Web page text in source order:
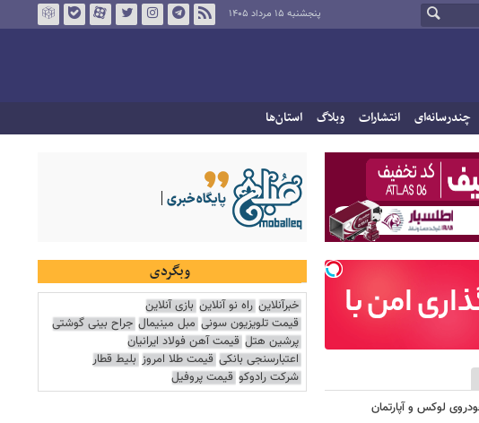
پنجشنبه ۱۵ مرداد ۱۴۰۵
چندرسانه‌ای انتشارات وبلاگ استان‌ها
وبگردی
خبرآنلاین راه نو آنلاین بازی آنلاین
قیمت تلویزیون سونی مبل مینیمال جراح بینی گوشتی
پرشین هتل قیمت آهن فولاد ایرانیان
اعتبارسنجی بانکی قیمت طلا امروز بلیط قطار
شرکت رادوکو قیمت پروفیل